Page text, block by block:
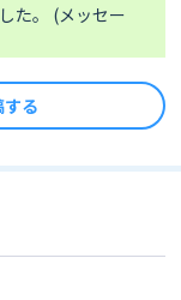
た。 (メッセー
る